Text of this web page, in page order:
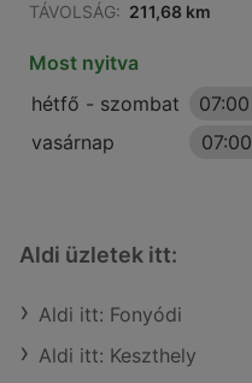
TÁVOLSÁG: 211,68 km
Most nyitva
hétfő - szombat
07:00
vasárnap
07:00
Aldi üzletek itt:
Aldi itt: Fonyódi
Aldi itt: Keszthely